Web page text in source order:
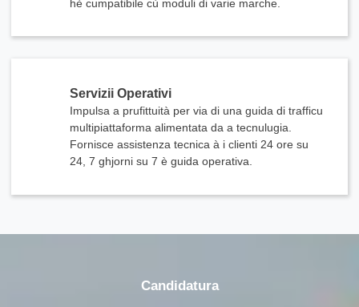
hè cumpatibile cù moduli di varie marche.
Servizii Operativi
Impulsa a prufittuità per via di una guida di trafficu
multipiattaforma alimentata da a tecnulugia.
Fornisce assistenza tecnica à i clienti 24 ore su
24, 7 ghjorni su 7 è guida operativa.
Candidatura